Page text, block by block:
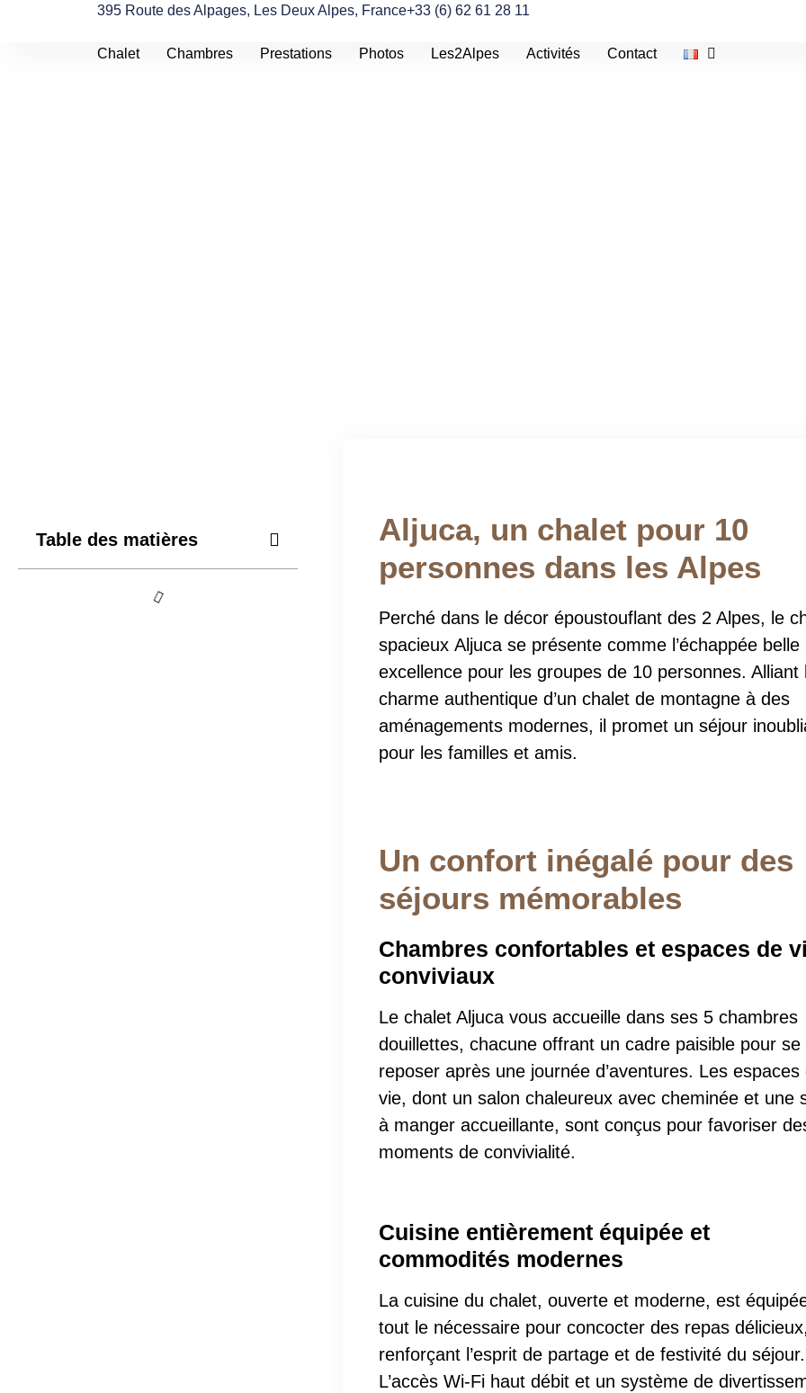
395 Route des Alpages, Les Deux Alpes, France+33 (6) 62 61 28 11
Chalet Chambres Prestations Photos Les2Alpes Activités Contact
Table des matières
Aljuca, un chalet pour 10
personnes dans les Alpes
Perché dans le décor époustouflant des 2 Alpes, le
spacieux Aljuca se présente comme l’échappée belle
excellence pour les groupes de 10 personnes. Alliant
charme authentique d’un chalet de montagne à des
aménagements modernes, il promet un séjour
pour les familles et amis.
Un confort inégalé pour des
séjours mémorables
Chambres confortables et espaces de
conviviaux
Le chalet Aljuca vous accueille dans ses 5 chambres
douillettes, chacune offrant un cadre paisible pour se
reposer après une journée d’aventures. Les espaces
vie, dont un salon chaleureux avec cheminée et une
à manger accueillante, sont conçus pour favoriser
moments de convivialité.
Cuisine entièrement équipée et
commodités modernes
La cuisine du chalet, ouverte et moderne, est
tout le nécessaire pour concocter des repas délicieux,
renforçant l’esprit de partage et de festivité du séjour.
L’accès Wi-Fi haut débit et un système de